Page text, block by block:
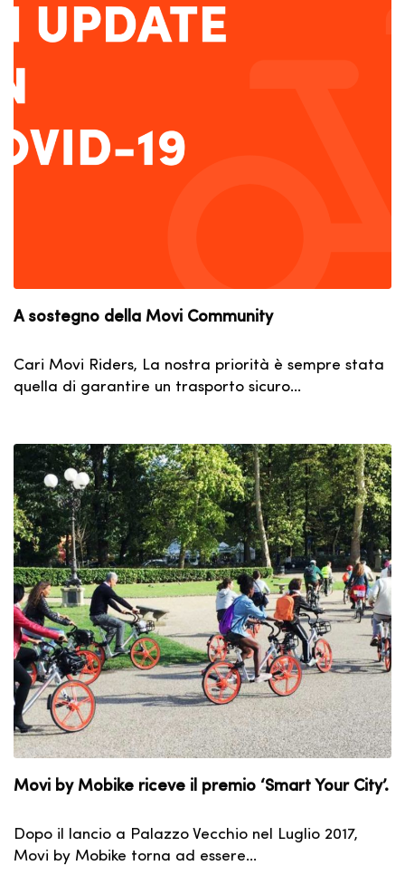
A sostegno della Movi Community
Cari Movi Riders, La nostra priorità è sempre stata
quella di garantire un trasporto sicuro…
Movi by Mobike riceve il premio ‘Smart Your City’.
Dopo il lancio a Palazzo Vecchio nel Luglio 2017,
Movi by Mobike torna ad essere…